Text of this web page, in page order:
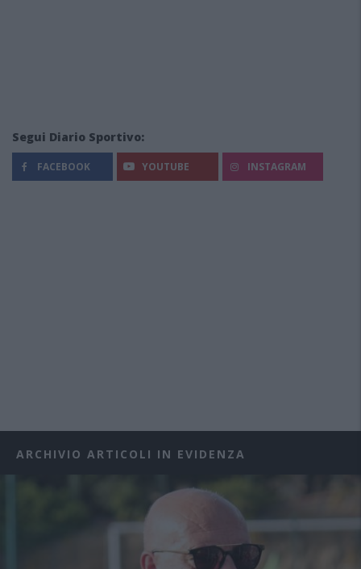
Segui Diario Sportivo:
FACEBOOK YOUTUBE INSTAGRAM
ARCHIVIO ARTICOLI IN EVIDENZA